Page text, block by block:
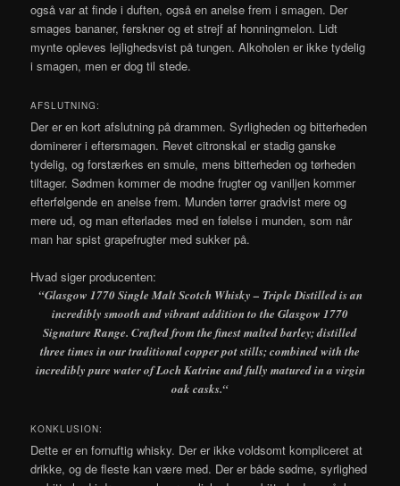
også var at finde i duften, også en anelse frem i smagen. Der
smages bananer, ferskner og et strejf af honningmelon. Lidt
mynte opleves lejlighedsvist på tungen. Alkoholen er ikke tydelig
i smagen, men er dog til stede.
AFSLUTNING:
Der er en kort afslutning på drammen. Syrligheden og bitterheden
dominerer i eftersmagen. Revet citronskal er stadig ganske
tydelig, og forstærkes en smule, mens bitterheden og tørheden
tiltager. Sødmen kommer de modne frugter og vaniljen kommer
efterfølgende en anelse frem. Munden tørrer gradvist mere og
mere ud, og man efterlades med en følelse i munden, som når
man har spist grapefrugter med sukker på.
Hvad siger producenten:
“Glasgow 1770 Single Malt Scotch Whisky – Triple Distilled is an
incredibly smooth and vibrant addition to the Glasgow 1770
Signature Range. Crafted from the finest malted barley; distilled
three times in our traditional copper pot stills; combined with the
incredibly pure water of Loch Katrine and fully matured in a virgin
oak casks.“
KONKLUSION:
Dette er en fornuftig whisky. Der er ikke voldsomt kompliceret at
drikke, og de fleste kan være med. Der er både sødme, syrlighed